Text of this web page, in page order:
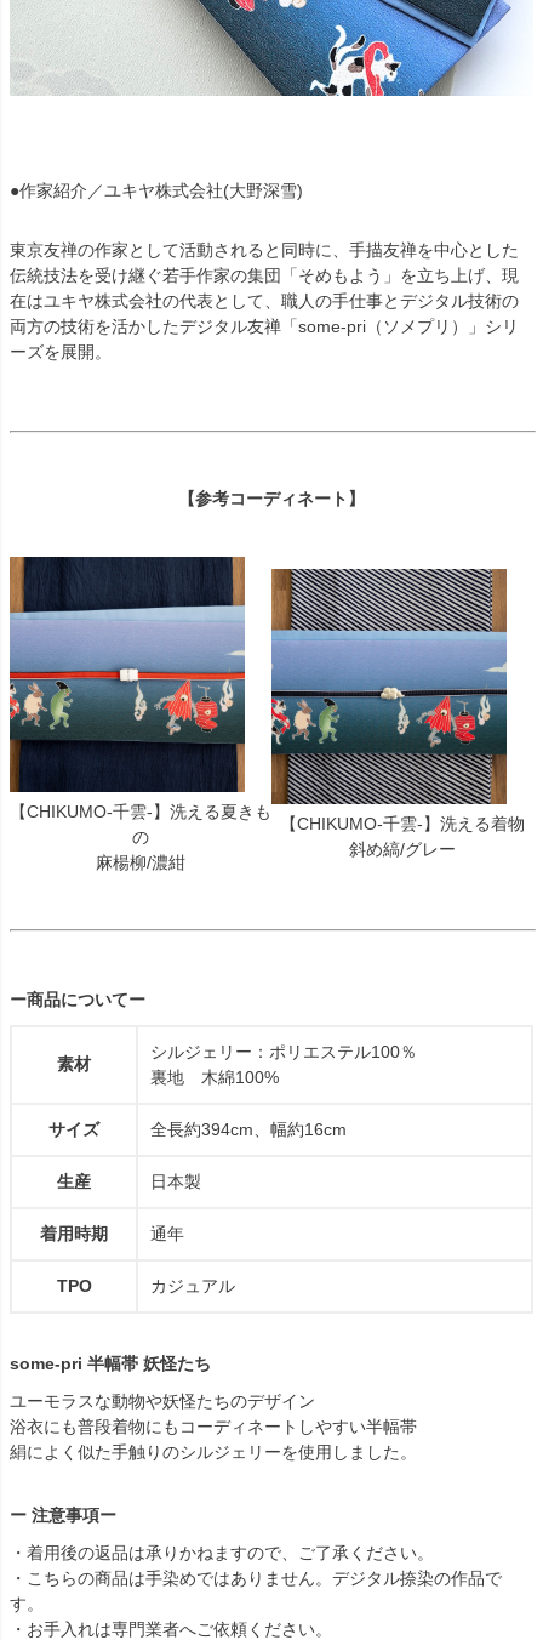
●作家紹介／ユキヤ株式会社(大野深雪)
東京友禅の作家として活動されると同時に、手描友禅を中心とした
伝統技法を受け継ぐ若手作家の集団「そめもよう」を立ち上げ、現
在はユキヤ株式会社の代表として、職人の手仕事とデジタル技術の
両方の技術を活かしたデジタル友禅「some-pri（ソメプリ）」シリ
ーズを展開。
【参考コーディネート】
【CHIKUMO-千雲-】洗える夏きも
の
麻楊柳/濃紺
【CHIKUMO-千雲-】洗える着物
斜め縞/グレー
ー商品についてー
素材
シルジェリー：ポリエステル100％
裏地 木綿100%
サイズ 全長約394cm、幅約16cm
生産 日本製
着用時期 通年
TPO カジュアル
some-pri 半幅帯 妖怪たち
ユーモラスな動物や妖怪たちのデザイン
浴衣にも普段着物にもコーディネートしやすい半幅帯
絹によく似た手触りのシルジェリーを使用しました。
ー 注意事項ー
・着用後の返品は承りかねますので、ご了承ください。
・こちらの商品は手染めではありません。デジタル捺染の作品で
す。
・お手入れは専門業者へご依頼ください。